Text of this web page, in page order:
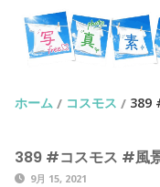
ホーム / コスモス / 389
389 #コスモス #風
9月 15, 2021